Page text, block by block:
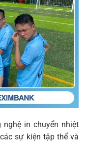
in chuyển nhiệt
sự kiện tập thể và